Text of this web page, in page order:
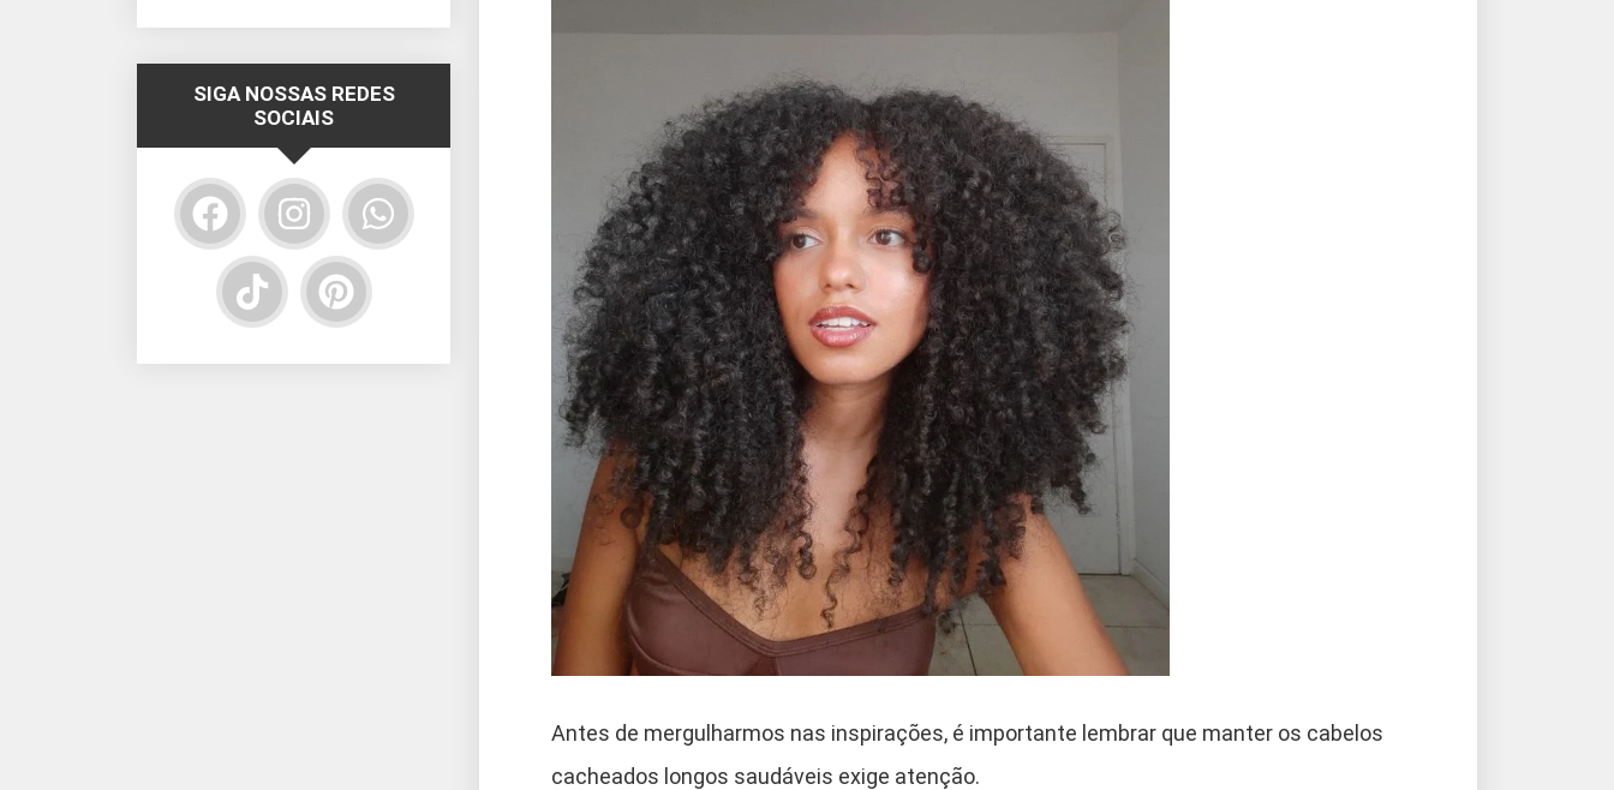
Antes de mergulharmos nas inspirações, é importante lembrar que manter os cabelos
cacheados longos saudáveis exige atenção.
SIGA NOSSAS REDES
SOCIAIS